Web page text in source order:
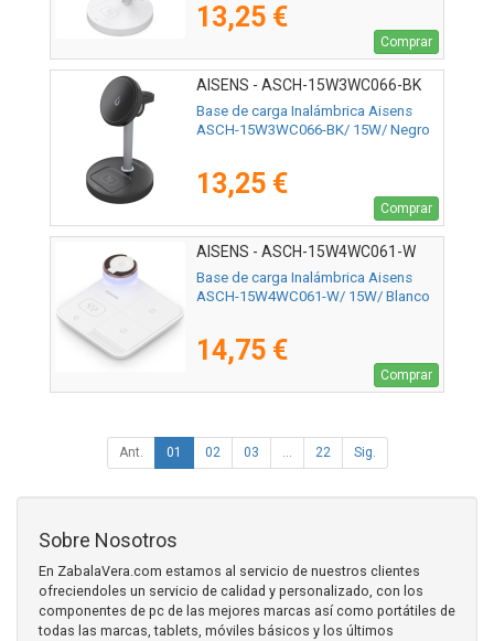
13,25 €
Comprar
AISENS - ASCH-15W3WC066-BK
Base de carga Inalámbrica Aisens
ASCH-15W3WC066-BK/ 15W/ Negro
13,25 €
Comprar
AISENS - ASCH-15W4WC061-W
Base de carga Inalámbrica Aisens
ASCH-15W4WC061-W/ 15W/ Blanco
14,75 €
Comprar
Ant. 01 02 03 ... 22 Sig.
Sobre Nosotros
En ZabalaVera.com estamos al servicio de nuestros clientes
ofreciendoles un servicio de calidad y personalizado, con los
componentes de pc de las mejores marcas así como portátiles de
todas las marcas, tablets, móviles básicos y los últimos